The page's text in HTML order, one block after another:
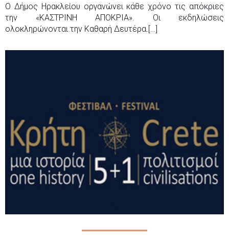
Ο Δήμος Ηρακλείου οργανώνει κάθε χρόνο τις απόκριες
την «ΚΑΣΤΡΙΝΗ ΑΠΟΚΡΙΑ». Οι εκδηλώσεις
ολοκληρώνονται την Καθαρή Δευτέρα.[…]